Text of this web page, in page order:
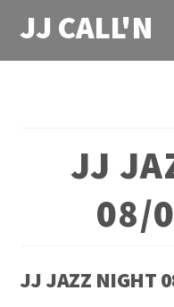
content
JJ CALL'N
JJ
08/
JJ JAZZ NIGHT